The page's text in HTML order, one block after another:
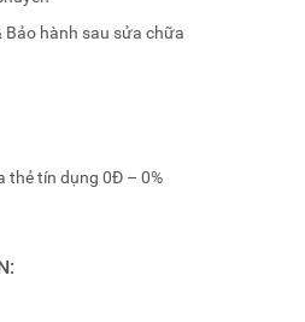
Bảo hành sau sửa chữa
thẻ tín dụng 0Đ – 0%